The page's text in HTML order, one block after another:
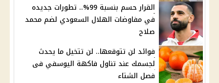
القرار حسم بنسبة 99%.. تطورات جديده
في مفاوضات الهلال السعودي لضم محمد
صلاح
فوائد لن تتوقعها.. لن تتخيل ما يحدث
لجسمك عند تناول فاكهة اليوسفي فى
فصل الشتاء